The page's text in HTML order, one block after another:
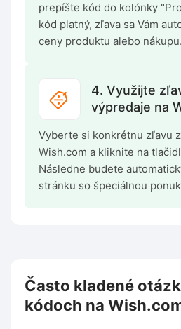
prepíšte kód do kolónky
kód platný, zľava sa Vám
ceny produktu alebo nákupu.
4. Využijte
výpredaje na
Vyberte si konkrétnu zľavu
Wish.com a kliknite na
Následne budete
stránku so špeciálnou
Často kladené
kódoch na